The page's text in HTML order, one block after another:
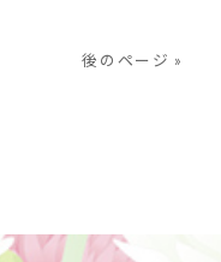
後のページ »